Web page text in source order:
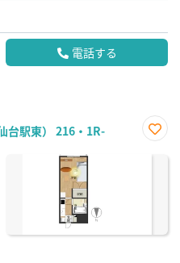
電話する
台駅東） 216・1R-
に入